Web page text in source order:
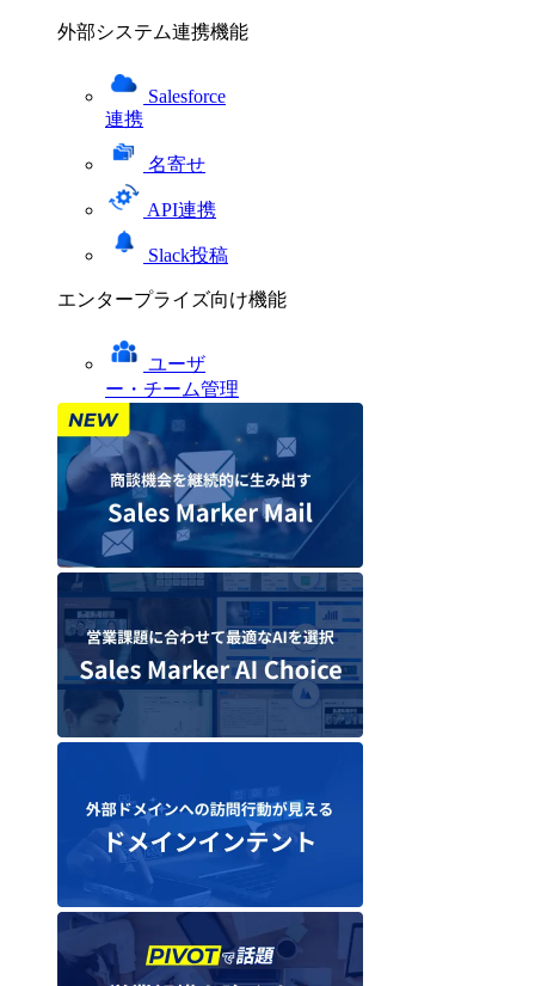
外部システム連携機能
Salesforce
連携
名寄せ
API連携
Slack投稿
エンタープライズ向け機能
ユーザ
ー・チーム管理